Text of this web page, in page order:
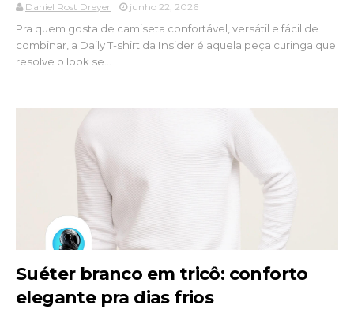
Daniel Rost Dreyer junho 22, 2026
Pra quem gosta de camiseta confortável, versátil e fácil de
combinar, a Daily T-shirt da Insider é aquela peça curinga que
resolve o look se...
Suéter branco em tricô: conforto
elegante pra dias frios